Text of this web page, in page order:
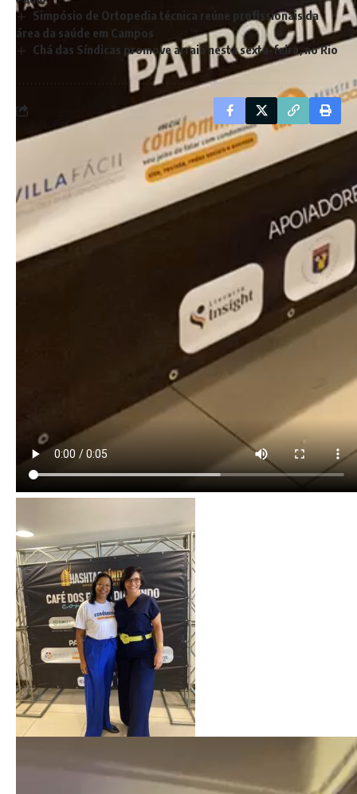
Simpósio de Ortopedia técnica reúne profissionais da
área da saúde em Campos
Chá das Síndicas promove arraiá nesta sexta-feira, no Rio